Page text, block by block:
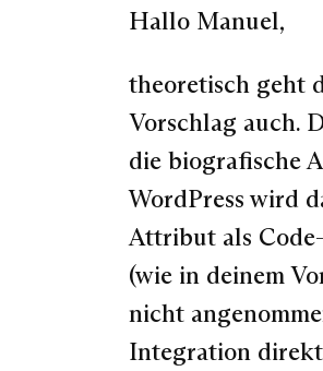
Hallo Manuel,
theoretisch geht
Vorschlag auch.
die biografische
WordPress wird
Attribut als
(wie in deinem
nicht
Integration